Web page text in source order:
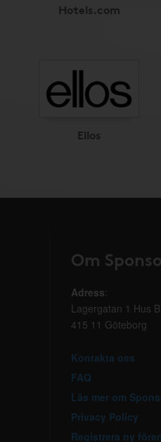
Hotels.com
Ellos
Om
Adress:
Lagergatan 1 Hus
415 11 Göteborg
Kontakta oss
FAQ
Läs mer om
Privacy Policy
Registrera ny